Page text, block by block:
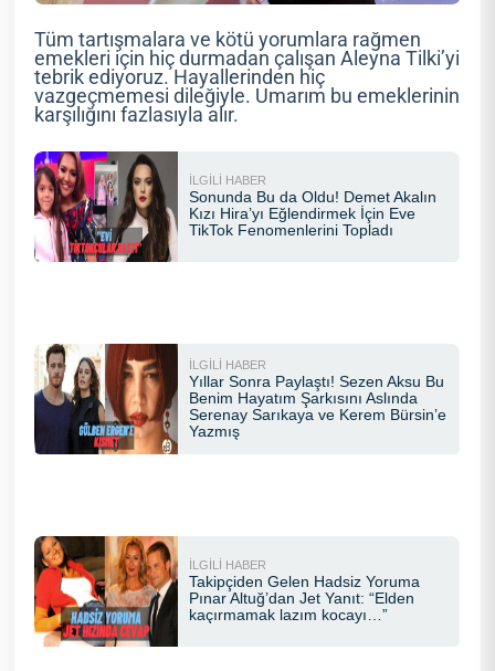
Tüm tartışmalara ve kötü yorumlara rağmen
emekleri için hiç durmadan çalışan Aleyna Tilki’yi
tebrik ediyoruz. Hayallerinden hiç
vazgeçmemesi dileğiyle. Umarım bu emeklerinin
karşılığını fazlasıyla alır.